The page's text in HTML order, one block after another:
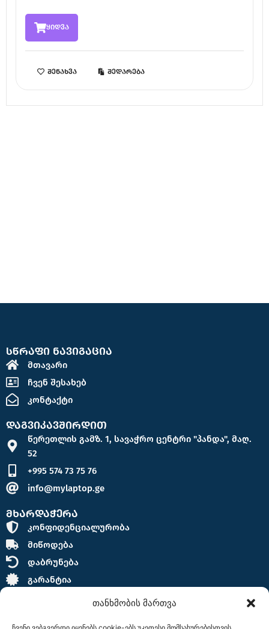
თანხმობის მართვა
ყიდვა
შენახვა შედარება
სწრაფი ნავიგაცია
მთავარი
ჩვენ შესახებ
კონტაქტი
დაგვიკავშირდით
წერეთლის გამზ. 1, სავაჭრო ცენტრი "პანდა", მაღ.
52
+995 574 73 75 76
info@mylaptop.ge
მხარდაჭერა
კონფიდენციალურობა
მიწოდება
დაბრუნება
გარანტია